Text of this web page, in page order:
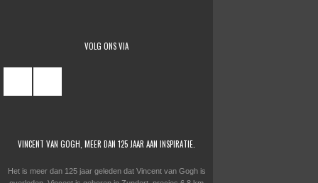
VOLG ONS VIA
VINCENT VAN GOGH, MEER DAN 125 JAAR AAN INSPIRATIE.
Het is meer dan 125 jaar geleden dat Vincent van Gogh is